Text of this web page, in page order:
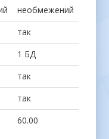
необмежений
так
1 БД
так
так
60.00